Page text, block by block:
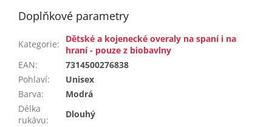
Doplňkové parametry
Kategorie:
Dětské a kojenecké overaly na spaní i na
hraní - pouze z biobavlny
EAN:
7314500276838
Pohlaví:
Unisex
Barva:
Modrá
Délka
rukávu:
Dlouhý